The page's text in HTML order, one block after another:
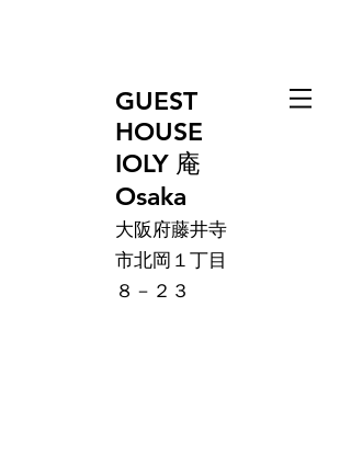
GUEST
HOUSE
IOLY 庵
Osaka
大阪府藤井寺
市北岡１丁目
８－２３